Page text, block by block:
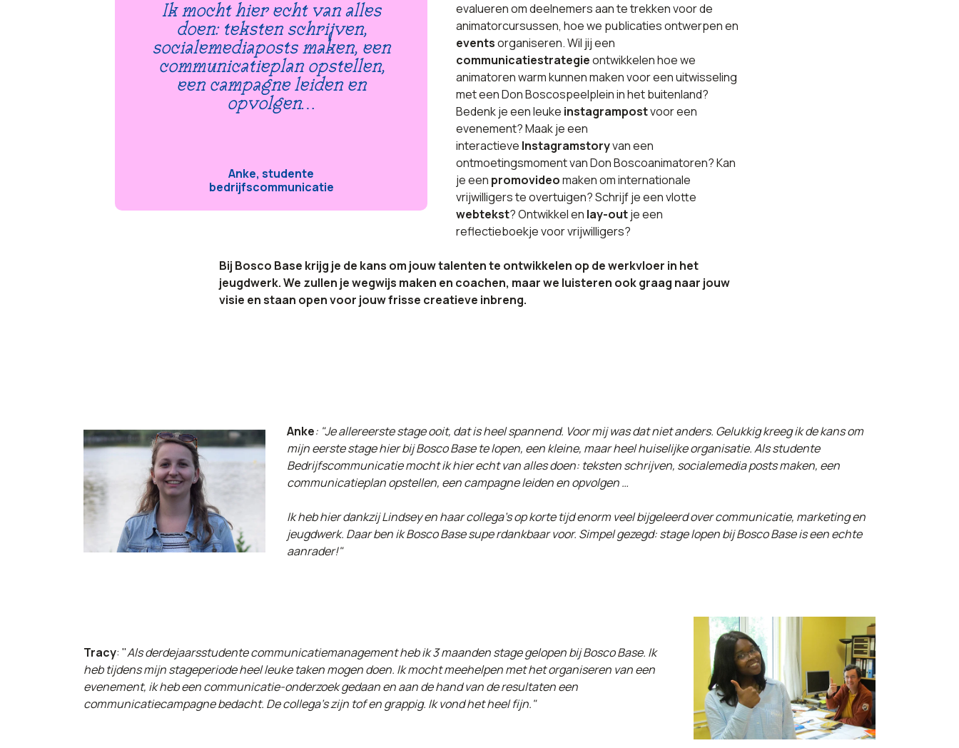
Ik mocht hier echt van alles
doen: teksten schrijven,
socialemediaposts maken, een
communicatieplan opstellen,
een campagne leiden en
opvolgen…
Anke, studente
bedrijfscommunicatie
evalueren om deelnemers aan te trekken voor de
animatorcursussen, hoe we publicaties ontwerpen en
eventsorganiseren. Wil jij een
communicatiestrategieontwikkelen hoe we
animatoren warm kunnen maken voor een uitwisseling
met een Don Boscospeelplein in het buitenland?
Bedenk je een leuke instagrampostvoor een
evenement? Maak je een
interactieve Instagramstoryvan een
ontmoetingsmoment van Don Boscoanimatoren? Kan
je een promovideomaken om internationale
vrijwilligers te overtuigen? Schrijf je een vlotte
webtekst? Ontwikkel en lay-outje een
reflectieboekje voor vrijwilligers?
Bij Bosco Base krijg je de kans om jouw talenten te ontwikkelen op de werkvloer in het
jeugdwerk. We zullen je wegwijs maken en coachen, maar we luisteren ook graag naar jouw
visie en staan open voor jouw frisse creatieve inbreng.
Anke: "Je allereerste stage ooit, dat is heel spannend. Voor mij was dat niet anders. Gelukkig kreeg ik de kans om
mijn eerste stage hier bij Bosco Base te lopen, een kleine, maar heel huiselijke organisatie. Als studente
Bedrijfscommunicatie mocht ik hier echt van alles doen: teksten schrijven, socialemedia posts maken, een
communicatieplan opstellen, een campagne leiden en opvolgen …
Ik heb hier dankzij Lindsey en haar collega’s op korte tijd enorm veel bijgeleerd over communicatie, marketing en
jeugdwerk. Daar ben ik Bosco Base supe rdankbaar voor. Simpel gezegd: stage lopen bij Bosco Base is een echte
aanrader!"
Tracy: "Als derdejaarsstudente communicatiemanagement heb ik 3 maanden stage gelopen bij Bosco Base. Ik
heb tijdens mijn stageperiode heel leuke taken mogen doen. Ik mocht meehelpen met het organiseren van een
evenement, ik heb een communicatie-onderzoek gedaan en aan de hand van de resultaten een
communicatiecampagne bedacht. De collega's zijn tof en grappig. Ik vond het heel fijn."